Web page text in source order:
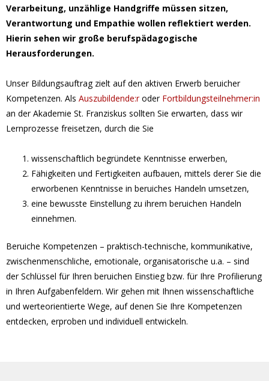
Verarbeitung, unzählige Handgriffe müssen sitzen,
Verantwortung und Empathie wollen reflektiert werden.
Hierin sehen wir große berufspädagogische
Herausforderungen.
Unser Bildungsauftrag zielt auf den aktiven Erwerb beruflicher
Kompetenzen. Als Auszubildende:roder Fortbildungsteilnehmer:in
an der Akademie St. Franziskus sollten Sie erwarten, dass wir
Lernprozesse freisetzen, durch die Sie
wissenschaftlich begründete Kenntnisse erwerben,
Fähigkeiten und Fertigkeiten aufbauen, mittels derer Sie die
erworbenen Kenntnisse in berufliches Handeln umsetzen,
eine bewusste Einstellung zu ihrem beruflichen Handeln
einnehmen.
Berufliche Kompetenzen – praktisch-technische, kommunikative,
zwischenmenschliche, emotionale, organisatorische u.a. – sind
der Schlüssel für Ihren beruflichen Einstieg bzw. für Ihre Profilierung
in Ihren Aufgabenfeldern. Wir gehen mit Ihnen wissenschaftliche
und werteorientierte Wege, auf denen Sie Ihre Kompetenzen
entdecken, erproben und individuell entwickeln.